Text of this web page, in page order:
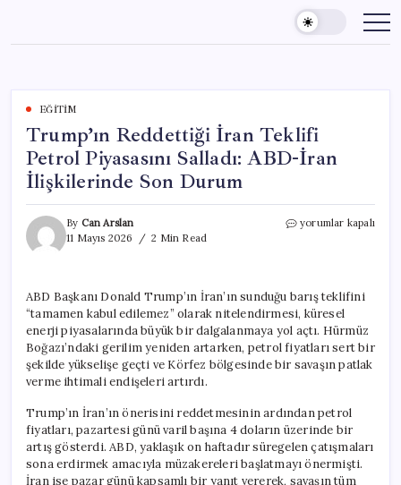
content
EĞITIM
Trump’ın Reddettiği İran Teklifi
Petrol Piyasasını Salladı: ABD-İran
İlişkilerinde Son Durum
By Can Arslan
11 Mayıs 2026
2 Min Read
Trump’ın
Piyasasını
Salladı:
ABD-
İran
İlişkilerinde
yorumlar kapalı
ABD Başkanı Donald Trump’ın İran’ın sunduğu barış teklifini
“tamamen kabul edilemez” olarak nitelendirmesi, küresel
enerji piyasalarında büyük bir dalgalanmaya yol açtı. Hürmüz
Boğazı’ndaki gerilim yeniden artarken, petrol fiyatları sert bir
şekilde yükselişe geçti ve Körfez bölgesinde bir savaşın patlak
verme ihtimali endişeleri artırdı.
Trump’ın İran’ın önerisini reddetmesinin ardından petrol
fiyatları, pazartesi günü varil başına 4 doların üzerinde bir
artış gösterdi. ABD, yaklaşık on haftadır süregelen çatışmaları
sona erdirmek amacıyla müzakereleri başlatmayı önermişti.
İran ise pazar günü kapsamlı bir yanıt vererek, savaşın tüm